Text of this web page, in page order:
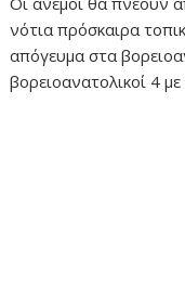
νότια πρόσκαιρα
απόγευμα στα
βορειοανατολικοί 4